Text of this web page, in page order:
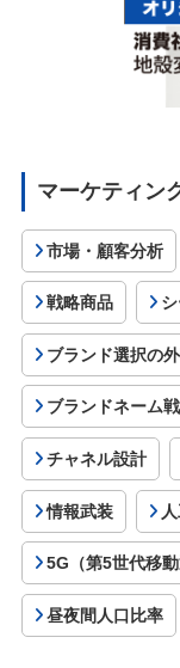
マーケティン
市場・顧客分析
戦略商品
ブランド選択の
ブランドネーム
チャネル設計
情報武装
5G（第5世代移動
昼夜間人口比率